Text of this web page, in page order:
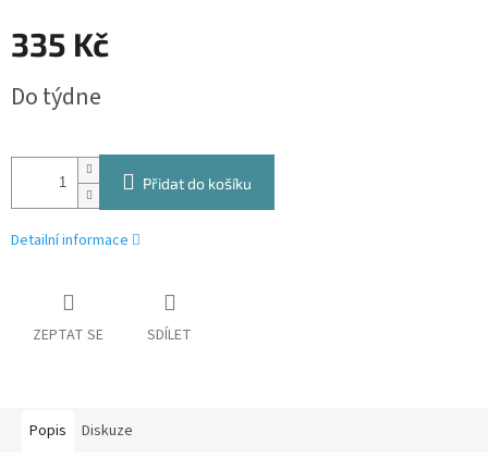
335 Kč
cena:
Do týdne
Přidat do košíku
Detailní informace
ZEPTAT SE SDÍLET
Popis Diskuze